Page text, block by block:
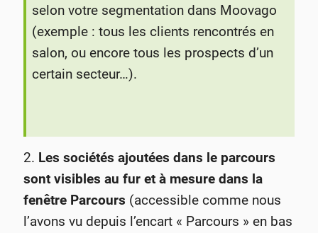
selon votre segmentation dans Moovago
(exemple : tous les clients rencontrés en
salon, ou encore tous les prospects d’un
certain secteur…).
2. Les sociétés ajoutées dans le parcours
sont visibles au fur et à mesure dans la
fenêtre Parcours (accessible comme nous
l’avons vu depuis l’encart « Parcours » en bas